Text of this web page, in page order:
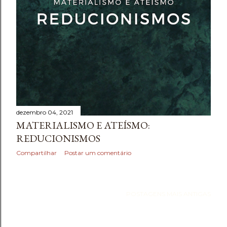
e
n
dezembro 04, 2021
MATERIALISMO E ATEÍSMO:
REDUCIONISMOS
Compartilhar Postar um comentário